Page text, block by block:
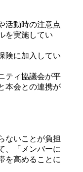
活動時の注意点
を実施してい
険に加入してい
ティ協議会が平
本会との連携が
ないことが負担
、「メンバーに
を高めることに